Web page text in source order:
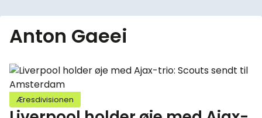
Anton Gaeei
Æresdivisionen